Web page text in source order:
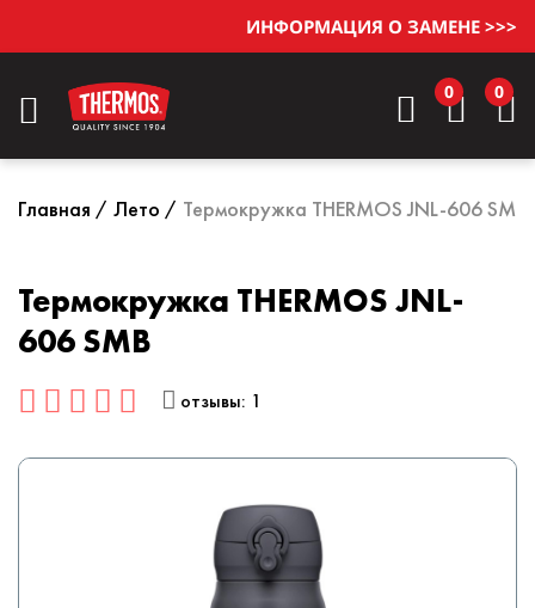
ИНФОРМАЦИЯ О ЗАМЕНЕ >>>
0 0
Главная Лето Термокружка THERMOS JNL-606 SMB
Термокружка THERMOS JNL-
606 SMB
отзывы: 1